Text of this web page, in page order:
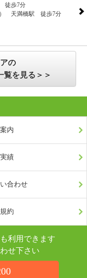
徒歩7分
） 天満橋駅 徒歩7分
の
覧を見る＞＞
内
績
合わせ
約
利用できます
せ下さい